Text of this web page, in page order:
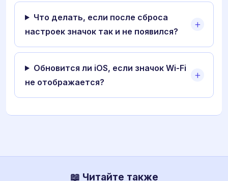
Что делать, если после сброса
настроек значок так и не появился?
Обновится ли iOS, если значок Wi-Fi
не отображается?
📖 Читайте также